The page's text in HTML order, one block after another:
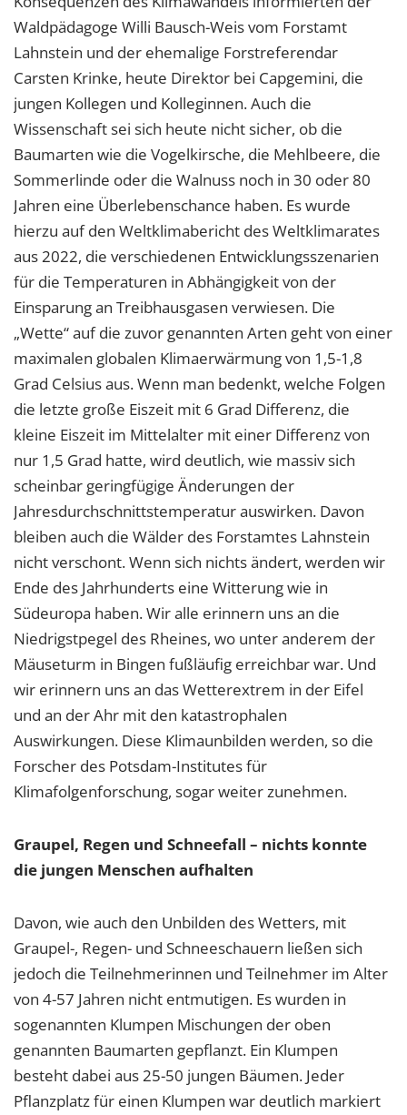
Waldpädagoge Willi Bausch-Weis vom Forstamt
Lahnstein und der ehemalige Forstreferendar
Carsten Krinke, heute Direktor bei Capgemini, die
jungen Kollegen und Kolleginnen. Auch die
Wissenschaft sei sich heute nicht sicher, ob die
Baumarten wie die Vogelkirsche, die Mehlbeere, die
Sommerlinde oder die Walnuss noch in 30 oder 80
Jahren eine Überlebenschance haben. Es wurde
hierzu auf den Weltklimabericht des Weltklimarates
aus 2022, die verschiedenen Entwicklungsszenarien
für die Temperaturen in Abhängigkeit von der
Einsparung an Treibhausgasen verwiesen. Die
„Wette“ auf die zuvor genannten Arten geht von einer
maximalen globalen Klimaerwärmung von 1,5-1,8
Grad Celsius aus. Wenn man bedenkt, welche Folgen
die letzte große Eiszeit mit 6 Grad Differenz, die
kleine Eiszeit im Mittelalter mit einer Differenz von
nur 1,5 Grad hatte, wird deutlich, wie massiv sich
scheinbar geringfügige Änderungen der
Jahresdurchschnittstemperatur auswirken. Davon
bleiben auch die Wälder des Forstamtes Lahnstein
nicht verschont. Wenn sich nichts ändert, werden wir
Ende des Jahrhunderts eine Witterung wie in
Südeuropa haben. Wir alle erinnern uns an die
Niedrigstpegel des Rheines, wo unter anderem der
Mäuseturm in Bingen fußläufig erreichbar war. Und
wir erinnern uns an das Wetterextrem in der Eifel
und an der Ahr mit den katastrophalen
Auswirkungen. Diese Klimaunbilden werden, so die
Forscher des Potsdam-Institutes für
Klimafolgenforschung, sogar weiter zunehmen.
Graupel, Regen und Schneefall – nichts konnte
die jungen Menschen aufhalten
Davon, wie auch den Unbilden des Wetters, mit
Graupel-, Regen- und Schneeschauern ließen sich
jedoch die Teilnehmerinnen und Teilnehmer im Alter
von 4-57 Jahren nicht entmutigen. Es wurden in
sogenannten Klumpen Mischungen der oben
genannten Baumarten gepflanzt. Ein Klumpen
besteht dabei aus 25-50 jungen Bäumen. Jeder
Pflanzplatz für einen Klumpen war deutlich markiert